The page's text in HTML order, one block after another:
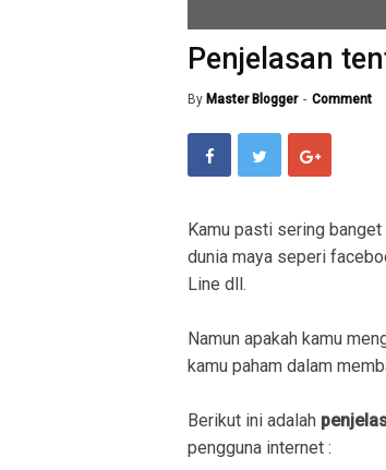
Penjelasan
By Master Blogger Comment
Kamu pasti sering
dunia maya seperi
Line dll.
Namun apakah kamu
kamu paham dalam
Berikut ini adalah
pengguna internet :